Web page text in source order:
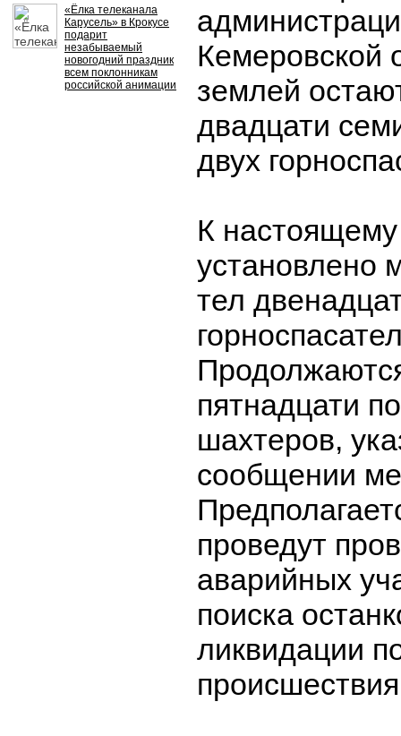
«Ёлка телеканала
Карусель» в Крокусе
подарит
незабываемый
новогодний праздник
всем поклонникам
российской анимации
Кемеровской
землей
двадцати
двух
К
установлено
тел
пятнадцати
шахтеров,
сообщении
проведут
аварийных
поиска
ликвидации